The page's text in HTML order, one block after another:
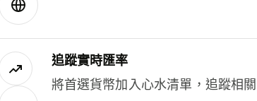
追蹤實時匯率
將首選貨幣加入心水清單，追蹤相